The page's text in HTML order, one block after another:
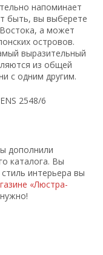
напоминает
быть, вы выберете
а может
островов.
выразительный
из общей
с одним другим.
дополнили
каталога. Вы
интерьера вы
«Люстра-